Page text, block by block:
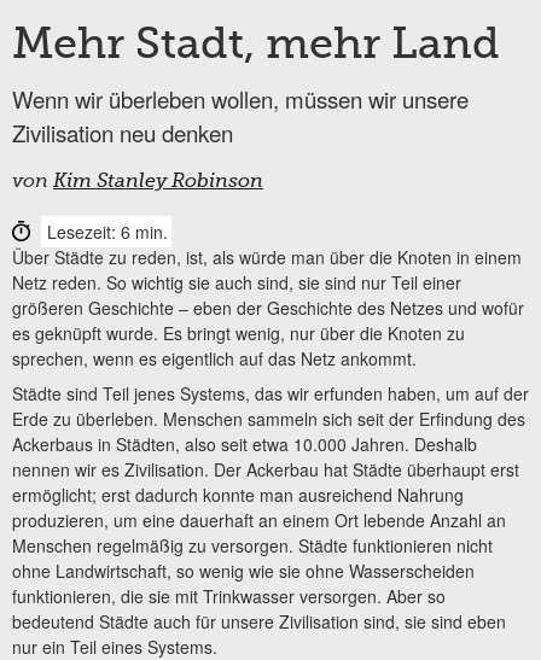
Mehr Stadt, mehr Land
Wenn wir überleben wollen, müssen wir unsere
Zivilisation neu denken
von Kim Stanley Robinson
Lesezeit: 6 min.
Über Städte zu reden, ist, als würde man über die Knoten in einem
Netz reden. So wichtig sie auch sind, sie sind nur Teil einer
größeren Geschichte – eben der Geschichte des Netzes und wofür
es geknüpft wurde. Es bringt wenig, nur über die Knoten zu
sprechen, wenn es eigentlich auf das Netz ankommt.
Städte sind Teil jenes Systems, das wir erfunden haben, um auf der
Erde zu überleben. Menschen sammeln sich seit der Erfindung des
Ackerbaus in Städten, also seit etwa 10.000 Jahren. Deshalb
nennen wir es Zivilisation. Der Ackerbau hat Städte überhaupt erst
ermöglicht; erst dadurch konnte man ausreichend Nahrung
produzieren, um eine dauerhaft an einem Ort lebende Anzahl an
Menschen regelmäßig zu versorgen. Städte funktionieren nicht
ohne Landwirtschaft, so wenig wie sie ohne Wasserscheiden
funktionieren, die sie mit Trinkwasser versorgen. Aber so
bedeutend Städte auch für unsere Zivilisation sind, sie sind eben
nur ein Teil eines Systems.